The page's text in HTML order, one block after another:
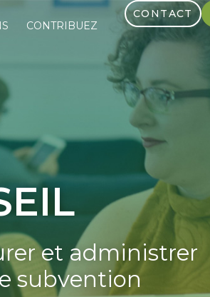
CONTRIBUEZ
CONTACT
et administrer
subvention